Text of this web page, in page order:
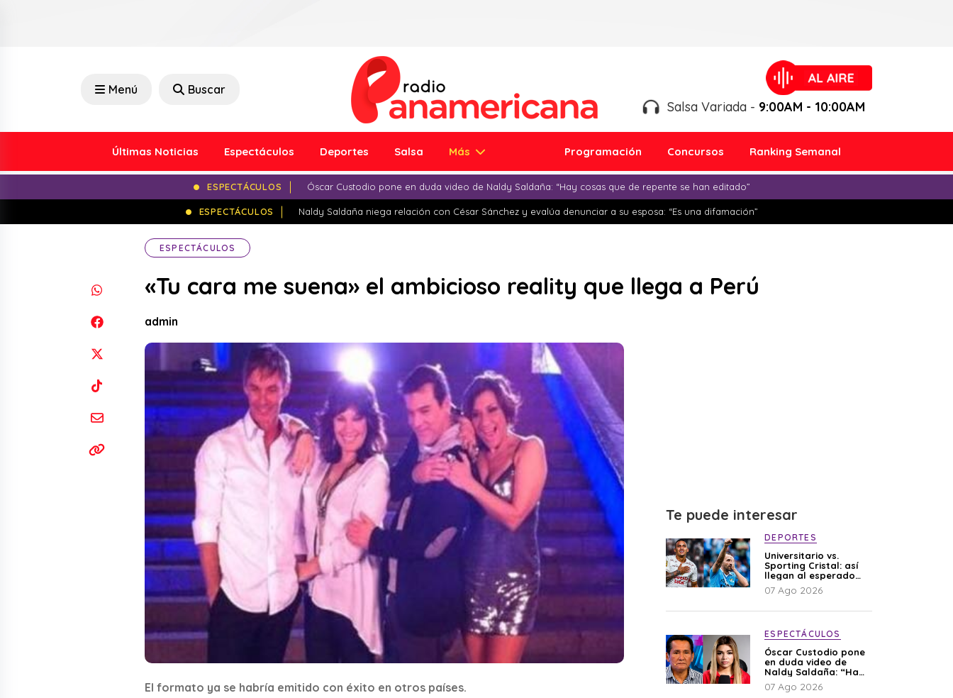
Menú Buscar
Salsa Variada - 9:00AM - 10:00AM
Últimas Noticias Espectáculos Deportes Salsa Más Programación Concursos Ranking Semanal
ESPECTÁCULOS Óscar Custodio pone en duda video de Naldy Saldaña: “Hay cosas que de repente se han editado”
ESPECTÁCULOS Naldy Saldaña niega relación con César Sánchez y evalúa denunciar a su esposa: “Es una difamación”
ESPECTÁCULOS
«Tu cara me suena» el ambicioso reality que llega a Perú
admin
El formato ya se habría emitido con éxito en otros países.
Te puede interesar
DEPORTES
Universitario vs.
Sporting Cristal: así
llegan al esperado
duelo
07 Ago 2026
ESPECTÁCULOS
Óscar Custodio pone
en duda video de
Naldy Saldaña: “Hay
cosas que de repente
se han editado”
07 Ago 2026